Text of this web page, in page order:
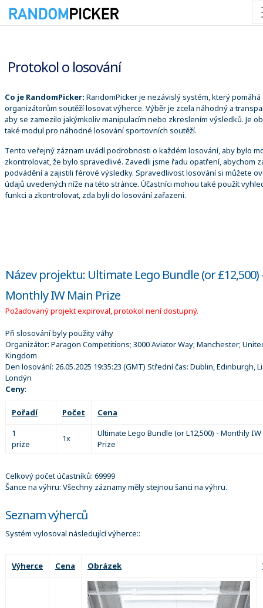
Protokol o losování
Co je RandomPicker: RandomPicker je nezávislý systém, který pomáhá
organizátorům soutěží losovat výherce. Výběr je zcela náhodný a
aby se zamezilo jakýmkoliv manipulacím nebo zkreslením výsledků. Je
také modul pro náhodné losování sportovních soutěží.
Tento veřejný záznam uvádí podrobnosti o každém losování, aby bylo
zkontrolovat, že bylo spravedlivé. Zavedli jsme řadu opatření, abychom
podvádění a zajistili férové výsledky. Spravedlivost losování si můžete
údajů uvedených níže na této stránce. Účastníci mohou také použít
funkci a zkontrolovat, zda byli do losování zařazeni.
Název projektu: Ultimate Lego Bundle (or £12,500)
Monthly IW Main Prize
Požadovaný projekt expiroval, protokol není dostupný.
Při slosování byly použity váhy
Organizátor: Paragon Competitions; 3000 Aviator Way; Manchester;
Kingdom
Den losování: 26.05.2025 19:35:23 (GMT) Střední čas: Dublin, Edinburgh,
Londýn
Ceny:
Pořadí Počet
Cena
1
prize
1x
Ultimate Lego Bundle (or L12,500) - Monthly
Prize
Celkový počet účastníků: 69999
Šance na výhru: Všechny záznamy měly stejnou šanci na výhru.
Seznam výherců
Systém vylosoval následující výherce::
Výherce Cena Obrázek